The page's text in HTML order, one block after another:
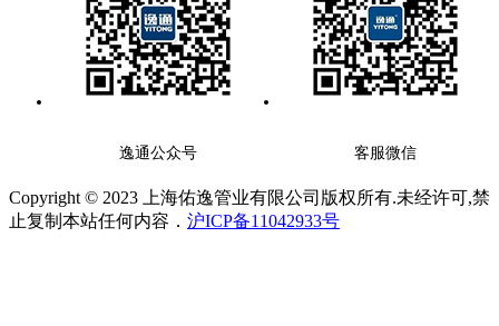
逸通公众号 客服微信
Copyright © 2023 上海佑逸管业有限公司版权所有.未经许可,禁
止复制本站任何内容． 沪ICP备11042933号